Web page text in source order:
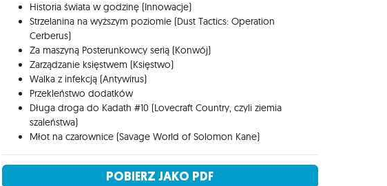
Historia świata w godzinę (Innowacje)
Strzelanina na wyższym poziomie (Dust Tactics: Operation
Cerberus)
Za maszyną Posterunkowcy serią (Konwój)
Zarządzanie księstwem (Księstwo)
Walka z infekcją (Antywirus)
Przekleństwo dodatków
Długa droga do Kadath #10 (Lovecraft Country, czyli ziemia
szaleństwa)
Młot na czarownice (Savage World of Solomon Kane)
POBIERZ JAKO PDF